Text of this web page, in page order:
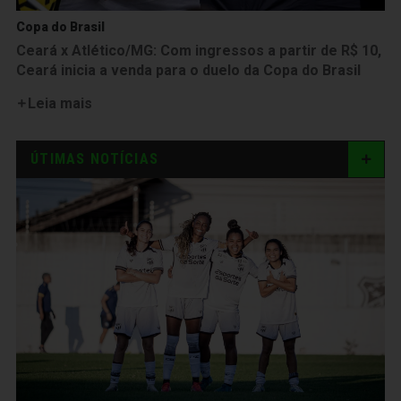
Copa do Brasil
Ceará x Atlético/MG: Com ingressos a partir de R$ 10,
Ceará inicia a venda para o duelo da Copa do Brasil
Leia mais
ÚTIMAS NOTÍCIAS